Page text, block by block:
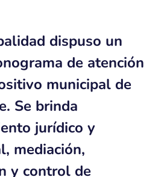
dispuso un
de atención
municipal de
Se brinda
jurídico y
mediación,
y control de